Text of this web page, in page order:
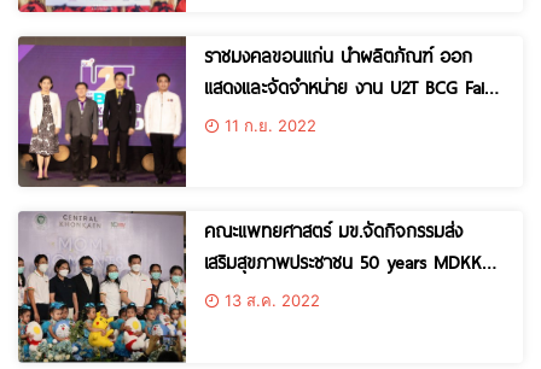
ราชมงคลขอนแก่น นำผลิตภัณฑ์ ออก
แสดงและจัดจำหน่าย งาน U2T BCG Fair
ขอนแก่น
11 ก.ย. 2022
คณะแพทยศาสตร์ มข.จัดกิจกรรมส่ง
เสริมสุขภาพประชาชน 50 years MDKKU:
Mom & Kids Day 2022 ส่งต่อสุขภาพดี
13 ส.ค. 2022